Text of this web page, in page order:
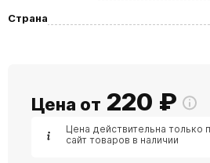
Страна
Цена от 220 ₽
Цена действительна только
сайт товаров в наличии